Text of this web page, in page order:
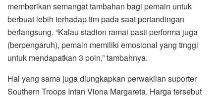
memberikan semangat tambahan bagi pemain untuk
berbuat lebih terhadap tim pada saat pertandingan
berlangsung. “Kalau stadion ramai pasti performa juga
(berpengaruh), pemain memiliki emosional yang tinggi
untuk mendapatkan 3 poin,” tambahnya.
Hal yang sama juga diungkapkan perwakilan suporter
Southern Troops Intan Viona Margareta. Harga tersebut